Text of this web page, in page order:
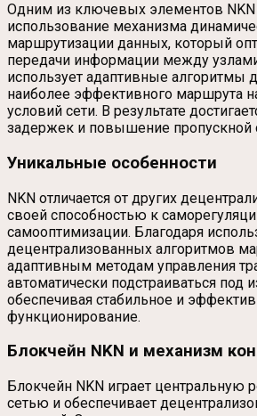
Одним из ключевых элементов NKN
использование механизма
маршрутизации данных, который
передачи информации между
использует адаптивные алгоритмы
наиболее эффективного маршрута
условий сети. В результате
задержек и повышение пропускной
Уникальные особенности
NKN отличается от других
своей способностью к
самооптимизации. Благодаря
децентрализованных алгоритмов
адаптивным методам управления
автоматически подстраиваться под
обеспечивая стабильное и
функционирование.
Блокчейн NKN и механизм
Блокчейн NKN играет центральную
сетью и обеспечивает